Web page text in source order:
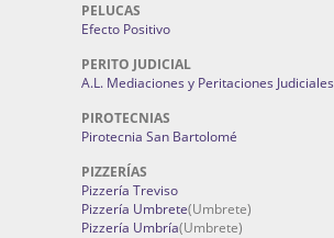
PELUCAS
Efecto Positivo
PERITO JUDICIAL
A.L. Mediaciones y Peritaciones Judiciales
PIROTECNIAS
Pirotecnia San Bartolomé
PIZZERÍAS
Pizzería Treviso
Pizzería Umbrete(Umbrete)
Pizzería Umbría(Umbrete)